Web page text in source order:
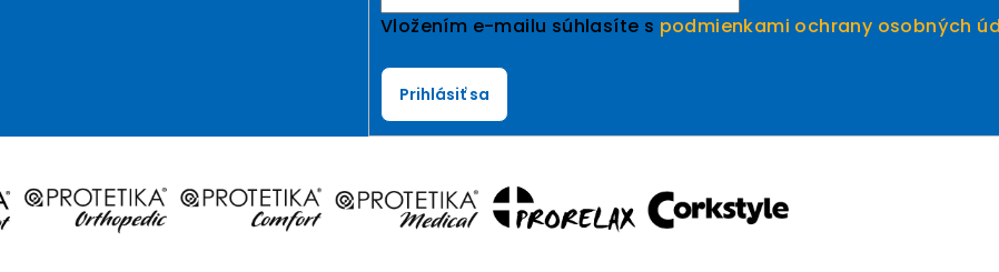
Vložením e-mailu súhlasíte s podmienkami ochrany osobných
Prihlásiť sa